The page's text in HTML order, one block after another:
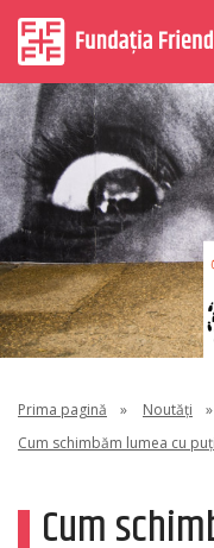
Prima pagină » Noutăți
»
Cum schimbăm lumea cu
Cum